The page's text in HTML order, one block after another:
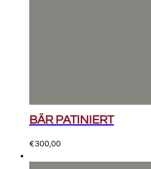
BÄR PATINIERT
€300,00